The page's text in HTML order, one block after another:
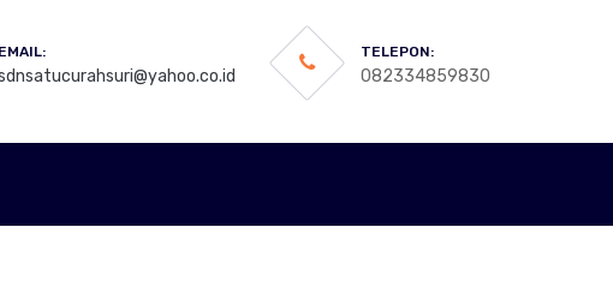
EMAIL: TELEPON:
082334859830